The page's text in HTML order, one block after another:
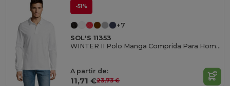
-51%
+7
SOL'S 11353
WINTER II Polo Manga Comprida Para Homem
A partir de:
11,71 €23,73 €